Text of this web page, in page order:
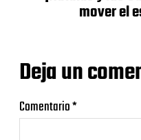
mover el
Deja un
Comentario*